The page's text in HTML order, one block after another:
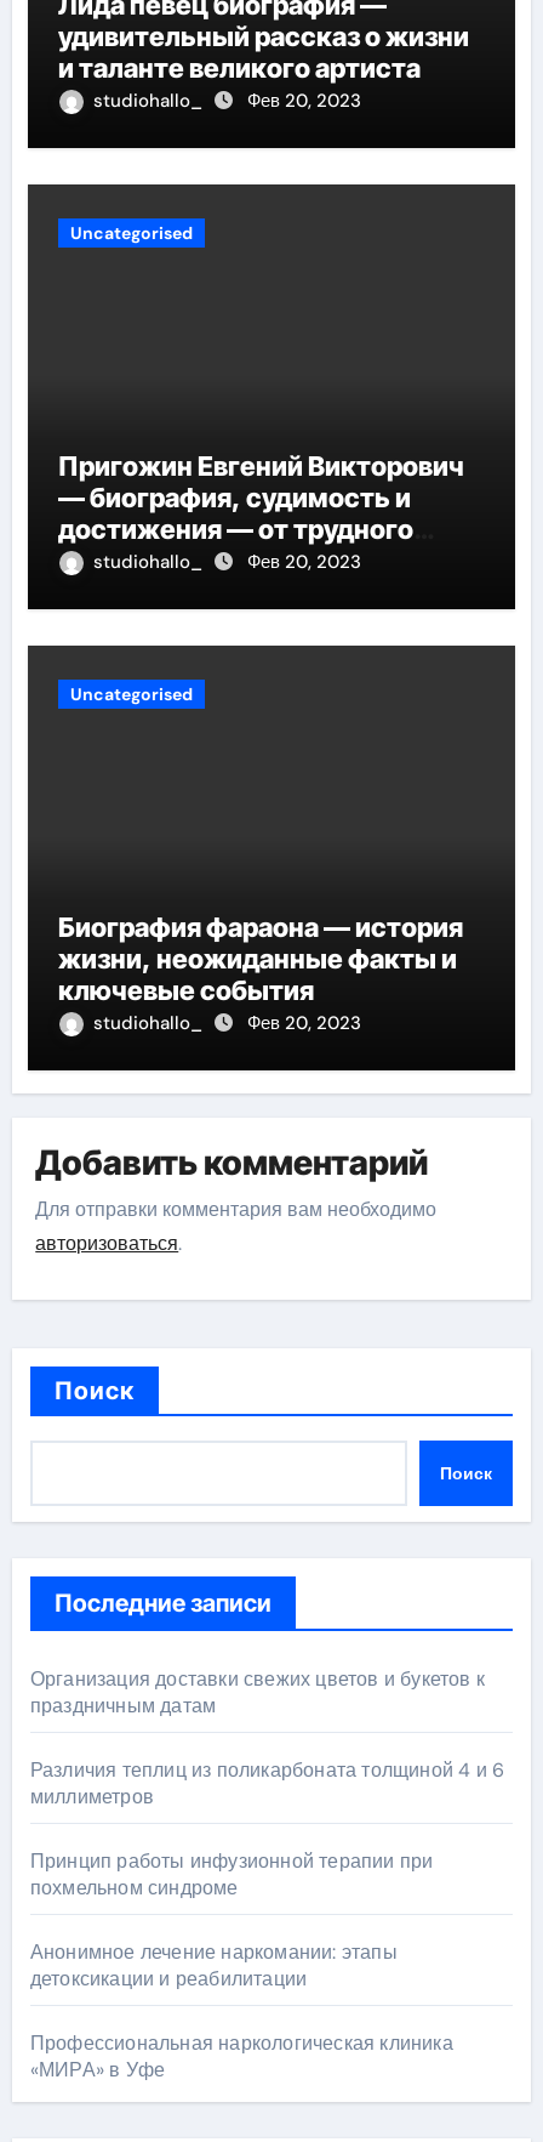
удивительный рассказ о жизни
и таланте великого артиста
studiohallo_ Фев 20, 2023
Uncategorised
Пригожин Евгений Викторович
— биография, судимость и
достижения — от трудного
детства до мирового успеха
studiohallo_ Фев 20, 2023
Uncategorised
Биография фараона — история
жизни, неожиданные факты и
ключевые события
studiohallo_ Фев 20, 2023
Добавить комментарий
Для отправки комментария вам необходимо
авторизоваться.
Поиск
Поиск
Последние записи
Организация доставки свежих цветов и букетов к
праздничным датам
Различия теплиц из поликарбоната толщиной 4 и 6
миллиметров
Принцип работы инфузионной терапии при
похмельном синдроме
Анонимное лечение наркомании: этапы
детоксикации и реабилитации
Профессиональная наркологическая клиника
«МИРА» в Уфе